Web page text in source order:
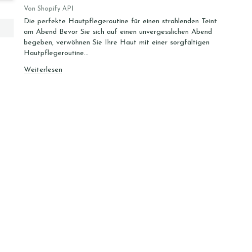
Von Shopify API
Die perfekte Hautpflegeroutine für einen strahlenden Teint
am Abend Bevor Sie sich auf einen unvergesslichen Abend
begeben, verwöhnen Sie Ihre Haut mit einer sorgfältigen
Hautpflegeroutine...
Weiterlesen